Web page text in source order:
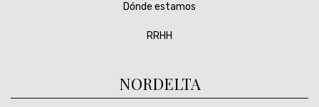
Dónde estamos
RRHH
NORDELTA